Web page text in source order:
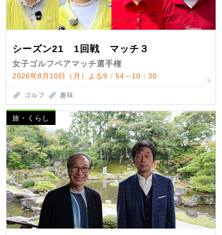
シーズン21 1回戦 マッチ３
女子ゴルフペアマッチ選手権
2026年8月10日（月）よる9：54～10：30
ゴルフ 趣味
旅・くらし